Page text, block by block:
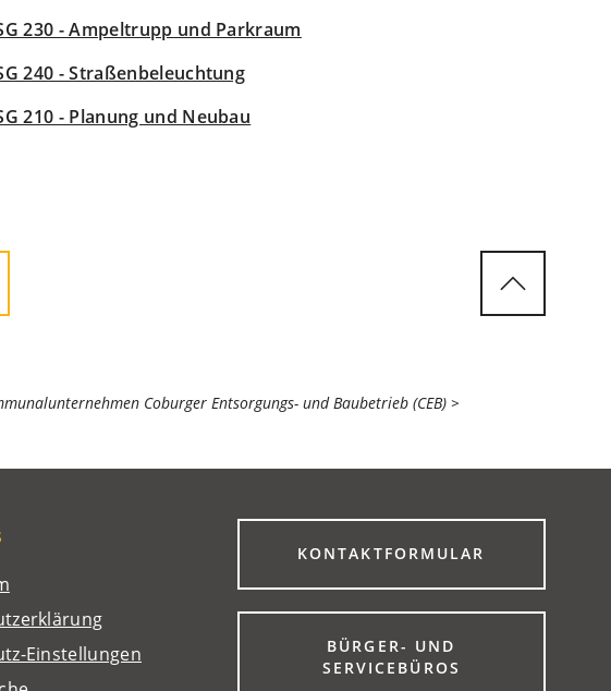
230 - Ampeltrupp und Parkraum
240 - Straßenbeleuchtung
210 - Planung und Neubau
Coburger Entsorgungs- und Baubetrieb (CEB)
Einstellungen
KONTAKTFORMULAR
(ÖFFNET
EINEM
NEUEN
BÜRGER- UND
SERVICEBÜROS